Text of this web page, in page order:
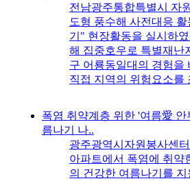
전남광주통합특별시 자
도형 풍수해 사전대응
기" 현장활동을 실시하
해 집중호우로 특별재난
구 어룡동일대의 경험을
직접 지역의 위험요소를
폭염 취약계층 위한 '여름愛 안
름나기 나..
광주광역시자원봉사센
아파트에서 폭염에 취약
의 건강한 여름나기를